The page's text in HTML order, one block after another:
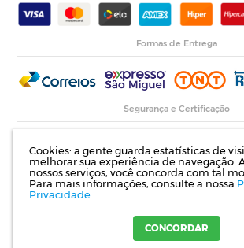
Cookies: a gente guarda estatísticas de
melhorar sua experiência de navegação.
nossos serviços, você concorda com tal
Para mais informações, consulte a nossa
Privacidade.
CONCORDAR
Formas de Entrega
Segurança e Certificação
Razão Social: Indupropil Indústria e Comércio Ltda |
Rodovia RS 155, Km 1 esq. Rua Laureano de